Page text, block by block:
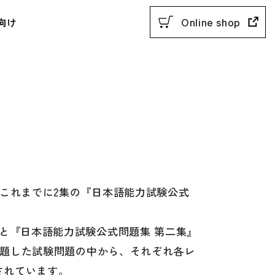
け Online shop
参考書
参考書
れまでに2集の『日本語能力試験公式
『日本語能力試験公式問題集 第二集』
した試験問題の中から、それぞれ各レ
ています。